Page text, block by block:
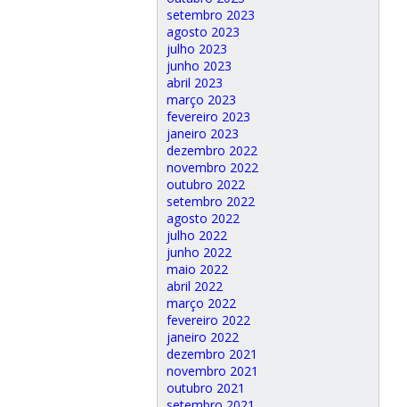
setembro 2023
agosto 2023
julho 2023
junho 2023
abril 2023
março 2023
fevereiro 2023
janeiro 2023
dezembro 2022
novembro 2022
outubro 2022
setembro 2022
agosto 2022
julho 2022
junho 2022
maio 2022
abril 2022
março 2022
fevereiro 2022
janeiro 2022
dezembro 2021
novembro 2021
outubro 2021